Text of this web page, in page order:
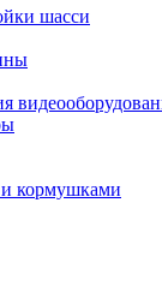
шасси
и кормушками